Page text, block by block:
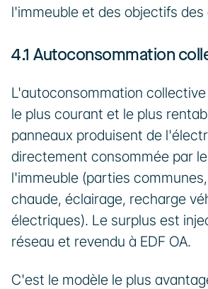
l'immeuble et des objectifs
4.1 Autoconsommation
L'autoconsommation
le plus courant et le plus
panneaux produisent de
directement consommée par
l'immeuble (parties
chaude, éclairage, recharge
électriques). Le surplus est
réseau et revendu à EDF OA.
C'est le modèle le plus